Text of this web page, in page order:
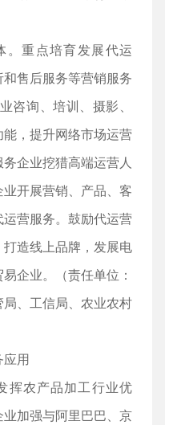
。重点培育发展代运
售后服务等营销服务
咨询、培训、摄影、
，提升网络市场运营
企业挖猎高端运营人
开展营销、产品、客
营服务。鼓励代运营
造线上品牌，发展电
企业。（责任单位：
、工信局、农业农村
应用
挥农产品加工行业优
加强与阿里巴巴、京